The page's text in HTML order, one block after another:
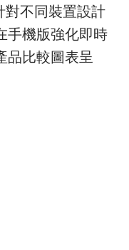
對不同裝置設計
手機版強化即時
品比較圖表呈